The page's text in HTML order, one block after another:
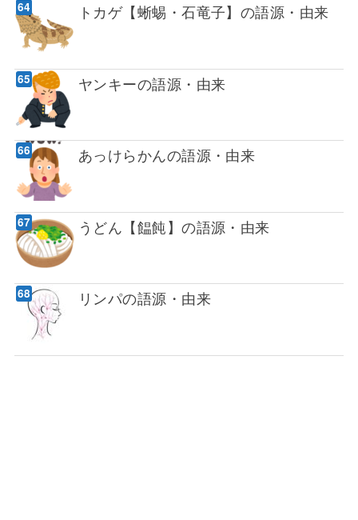
トカゲ【蜥蜴・石竜子】の語源・由来
ヤンキーの語源・由来
あっけらかんの語源・由来
うどん【饂飩】の語源・由来
リンパの語源・由来